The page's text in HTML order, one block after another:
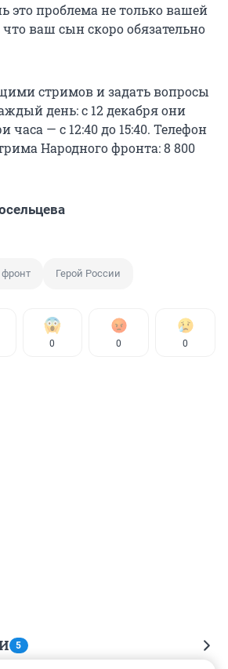
это проблема не только вашей
ваш сын скоро обязательно
стримов и задать вопросы
день: с 12 декабря они
часа — с 12:40 до 15:40. Телефон
Народного фронта: 8 800
Герой России
0 0 0
5